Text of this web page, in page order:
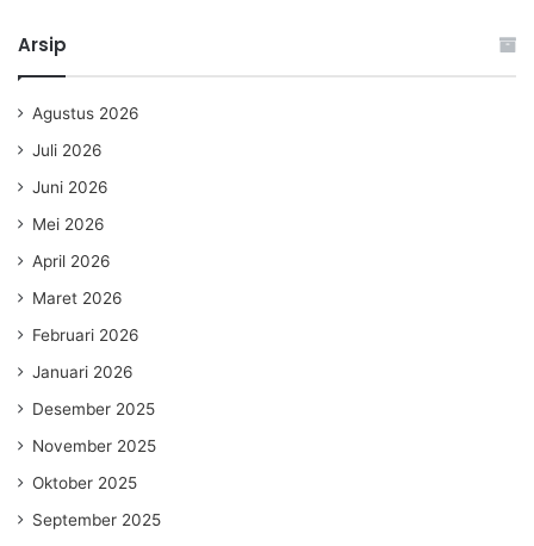
Arsip
Agustus 2026
Juli 2026
Juni 2026
Mei 2026
April 2026
Maret 2026
Februari 2026
Januari 2026
Desember 2025
November 2025
Oktober 2025
September 2025